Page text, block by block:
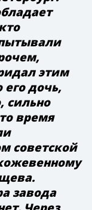
этим
его дочь,
сильно
время
советской
.
завода